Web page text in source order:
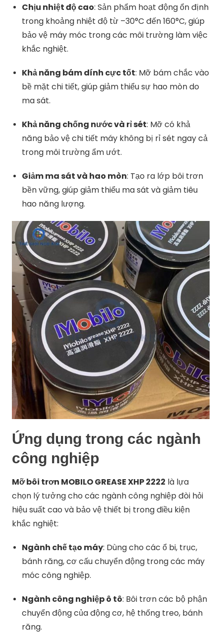
Chịu nhiệtđộcao:Sản phẩm hoạtđộngổnđịnh
trong khoảng nhiệtđộ từ –30°Cđến160°C,giúp
bảovệ máy móc trongcác môi trường làmviệc
khắc nghiệt.
Khảnăng bámdính cựctốt: Mỡ bámchắcvào
bề mặtchi tiết,giúpgiảm thiểusự hao mòndo
masát.
Khảnăng chống nướcvà rỉsét: Mỡcó khả
năng bảovệchi tiết máy không bị rỉsét ngaycả
trong môi trườngẩm ướt.
Giảmmasátvà hao mòn: Tạo ra lớp bôi trơn
bềnvững,giúpgiảm thiểu masátvàgiảm tiêu
hao năng lượng.
Ứng dụngtrong các ngành
công nghiệp
Mỡbôi trơn MOBILOGREASEXHP2222 là lựa
chọn lý tưởngchocác ngànhcông nghiệpđòi hỏi
hiệusuấtcaovà bảovệ thiết bị trongđiều kiện
khắc nghiệt:
Ngành chếtạo máy: Dùngchocácổ bi, trục,
bánh răng,cơcấuchuyểnđộng trongcác máy
móccông nghiệp.
Ngành công nghiệpô tô: Bôi trơncác bộ phận
chuyểnđộngcủađộngcơ, hệ thống treo, bánh
răng.